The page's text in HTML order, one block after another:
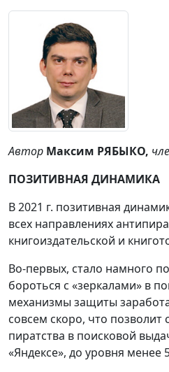
Автор Максим РЯБЫКО,
ПОЗИТИВНАЯ ДИНАМИКА
В 2021 г. позитивная
всех направлениях
книгоиздательской и
Во-первых, стало намного
бороться с «зеркалами» в
механизмы защиты
совсем скоро, что позволит
пиратства в поисковой
«Яндексе», до уровня менее